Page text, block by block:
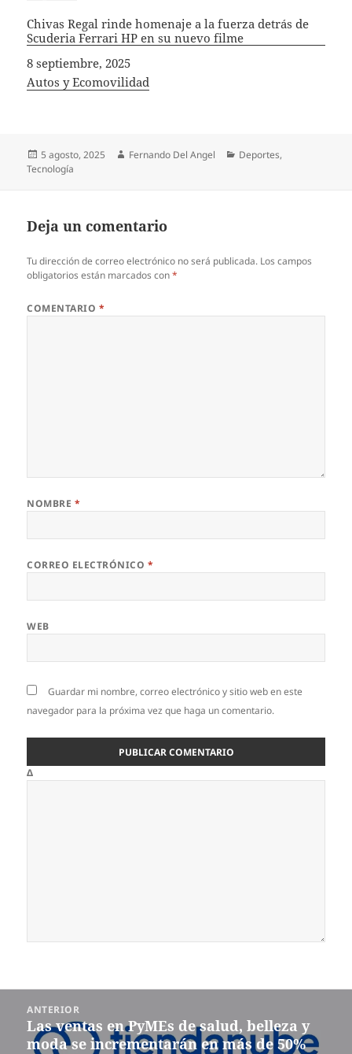
Chivas Regal rinde homenaje a la fuerza detrás de
Scuderia Ferrari HP en su nuevo filme
Fecha
8 septiembre, 2025
In relation to
Autos y Ecomovilidad
Publicado
el
5 agosto, 2025 Autor
Fernando Del Angel Categorías
Deportes,
Tecnología
Deja un comentario
Tu dirección de correo electrónico no será publicada. Los campos
obligatorios están marcados con*
COMENTARIO *
NOMBRE *
CORREO ELECTRÓNICO *
WEB
Guardar mi nombre, correo electrónico y sitio web en este
navegador para la próxima vez que haga un comentario.
Δ
entradas
ANTERIOR
Entrada
anterior:
Las ventas en PyMEs de salud, belleza y
moda se incrementarán en más de 50%